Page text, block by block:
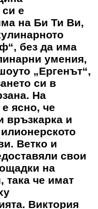
е
на Би Ти Ви,
без да има
умения,
„Ергенът“,
си в
На
ясно, че
връзкарка и
Ветко и
свои
на
така че имат
Виктория